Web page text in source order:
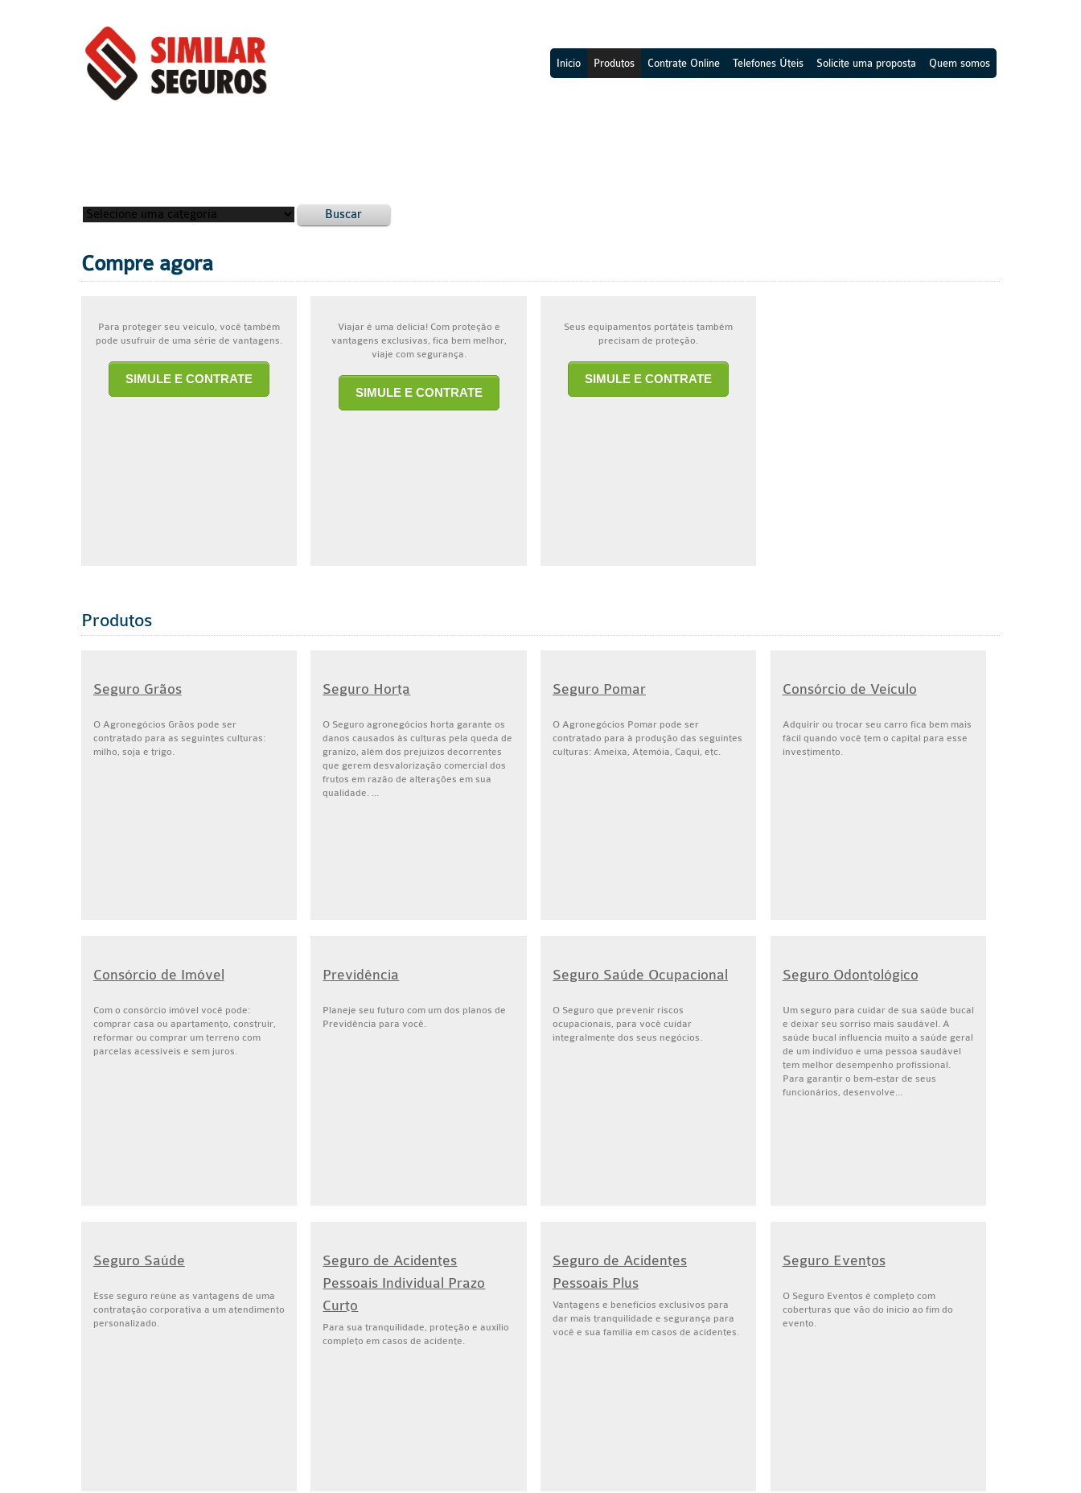
Início Produtos Contrate Online Telefones Úteis Solicite uma proposta Quem somos
Buscar
Compre agora
Para proteger seu veículo, você também
pode usufruir de uma série de vantagens.
SIMULE E CONTRATE
Viajar é uma delícia! Com proteção e
vantagens exclusivas, fica bem melhor,
viaje com segurança.
SIMULE E CONTRATE
Seus equipamentos portáteis também
precisam de proteção.
SIMULE E CONTRATE
Produtos
Seguro Grãos
O Agronegócios Grãos pode ser
contratado para as seguintes culturas:
milho, soja e trigo.
Seguro Horta
O Seguro agronegócios horta garante os
danos causados às culturas pela queda de
granizo, além dos prejuízos decorrentes
que gerem desvalorização comercial dos
frutos em razão de alterações em sua
qualidade. ...
Seguro Pomar
O Agronegócios Pomar pode ser
contratado para à produção das seguintes
culturas: Ameixa, Atemóia, Caqui, etc.
Consórcio de Veículo
Adquirir ou trocar seu carro fica bem mais
fácil quando você tem o capital para esse
investimento.
Consórcio de Imóvel
Com o consórcio imóvel você pode:
comprar casa ou apartamento, construir,
reformar ou comprar um terreno com
parcelas acessíveis e sem juros.
Previdência
Planeje seu futuro com um dos planos de
Previdência para você.
Seguro Saúde Ocupacional
O Seguro que prevenir riscos
ocupacionais, para você cuidar
integralmente dos seus negócios.
Seguro Odontológico
Um seguro para cuidar de sua saúde bucal
e deixar seu sorriso mais saudável. A
saúde bucal influencia muito a saúde geral
de um indivíduo e uma pessoa saudável
tem melhor desempenho profissional.
Para garantir o bem-estar de seus
funcionários, desenvolve...
Seguro Saúde
Esse seguro reúne as vantagens de uma
contratação corporativa a um atendimento
personalizado.
Seguro de Acidentes
Pessoais Individual Prazo
Curto
Para sua tranquilidade, proteção e auxílio
completo em casos de acidente.
Seguro de Acidentes
Pessoais Plus
Vantagens e benefícios exclusivos para
dar mais tranquilidade e segurança para
você e sua família em casos de acidentes.
Seguro Eventos
O Seguro Eventos é completo com
coberturas que vão do início ao fim do
evento.